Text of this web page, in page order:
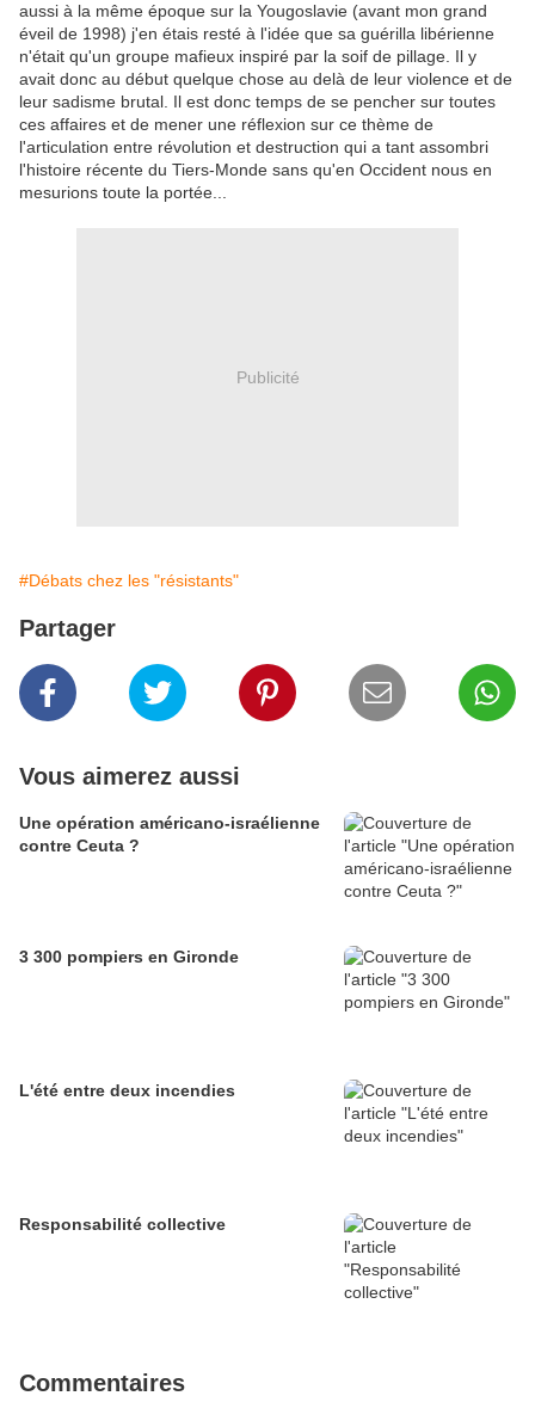
aussi à la même époque sur la Yougoslavie (avant mon grand
éveil de 1998) j'en étais resté à l'idée que sa guérilla libérienne
n'était qu'un groupe mafieux inspiré par la soif de pillage. Il y
avait donc au début quelque chose au delà de leur violence et de
leur sadisme brutal. Il est donc temps de se pencher sur toutes
ces affaires et de mener une réflexion sur ce thème de
l'articulation entre révolution et destruction qui a tant assombri
l'histoire récente du Tiers-Monde sans qu'en Occident nous en
mesurions toute la portée...
Publicité
#Débats chez les "résistants"
Partager
Vous aimerez aussi
Une opération américano-israélienne
contre Ceuta ?
3 300 pompiers en Gironde
L'été entre deux incendies
Responsabilité collective
Commentaires